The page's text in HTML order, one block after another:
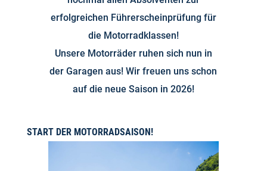
erfolgreichen Führerscheinprüfung für
die Motorradklassen!
Unsere Motorräder ruhen sich nun in
der Garagen aus! Wir freuen uns schon
auf die neue Saison in 2026!
START DER MOTORRADSAISON!